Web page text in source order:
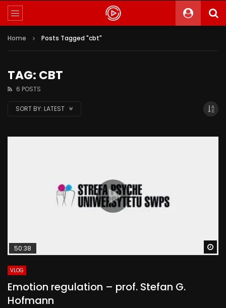
Home Posts Tagged "cbt"
TAG: CBT
6 POSTS
SORT BY: LATEST
50:38
VLOG
Emotion regulation – prof. Stefan G.
Hofmann